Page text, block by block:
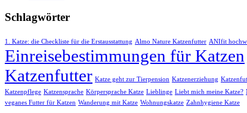
Schlagwörter
1. Katze: die Checkliste für die Erstausstattung Almo Nature Katzenfutter ANIfit
Einreisebestimmungen für Katzen
Katzenfutter Katze geht zur Tierpension Katzenerziehung
Katzenpflege Katzensprache Körpersprache Katze Lieblinge Liebt mich meine Katze?
veganes Futter für Katzen Wanderung mit Katze Wohnungskatze Zahnhygiene Katze